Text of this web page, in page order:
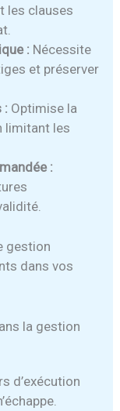
les clauses
: Nécessite
et préserver
: Optimise la
limitant les
:
gestion
dans vos
la gestion
d’exécution